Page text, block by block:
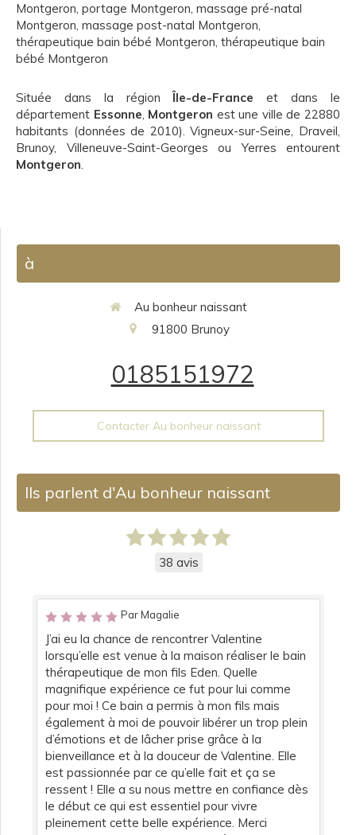
Montgeron, portage Montgeron, massage pré-natal
Montgeron, massage post-natal Montgeron,
thérapeutique bain bébé Montgeron, thérapeutique bain
bébé Montgeron
Située dans la régionÎle-de-France et dans le
département Essonne, Montgeron est une ville de 22880
habitants (données de 2010). Vigneux-sur-Seine, Draveil,
Brunoy, Villeneuve-Saint-Georges ou Yerres entourent
Montgeron.
à
Au bonheur naissant
91800 Brunoy
0185151972
Contacter Au bonheur naissant
Ils parlent d'Au bonheur naissant
38 avis
Par Magalie
J’ai eu la chance de rencontrer Valentine
lorsqu’elle est venue à la maison réaliser le bain
thérapeutique de mon fils Eden. Quelle
magnifique expérience ce fut pour lui comme
pour moi ! Ce bain a permis à mon fils mais
également à moi de pouvoir libérer un trop plein
d’émotions et de lâcher prise grâce à la
bienveillance et à la douceur de Valentine. Elle
est passionnée par ce qu’elle fait et ça se
ressent ! Elle a su nous mettre en confiance dès
le début ce qui est essentiel pour vivre
pleinement cette belle expérience. Merci